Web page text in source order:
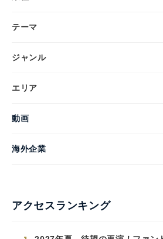
テーマ
ジャンル
エリア
動画
海外企業
アクセスランキング